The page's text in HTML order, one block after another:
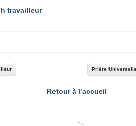
travailleur
Prière
Retour à l'accueil